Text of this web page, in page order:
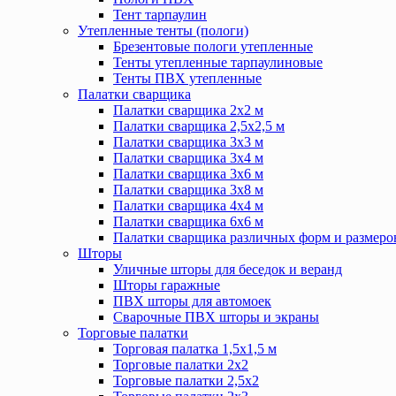
Тент тарпаулин
Утепленные тенты (пологи)
Брезентовые пологи утепленные
Тенты утепленные тарпаулиновые
Тенты ПВХ утепленные
Палатки сварщика
Палатки сварщика 2х2 м
Палатки сварщика 2,5х2,5 м
Палатки сварщика 3х3 м
Палатки сварщика 3х4 м
Палатки сварщика 3х6 м
Палатки сварщика 3х8 м
Палатки сварщика 4х4 м
Палатки сварщика 6х6 м
Палатки сварщика различных форм и
Шторы
Уличные шторы для беседок и веранд
Шторы гаражные
ПВХ шторы для автомоек
Сварочные ПВХ шторы и экраны
Торговые палатки
Торговая палатка 1,5х1,5 м
Торговые палатки 2х2
Торговые палатки 2,5х2